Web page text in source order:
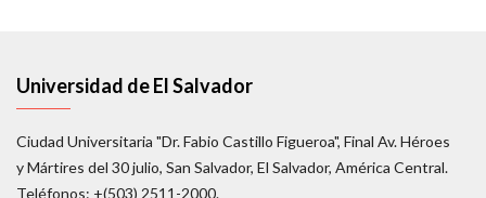
Universidad de El Salvador
Ciudad Universitaria "Dr. Fabio Castillo Figueroa", Final Av. Héroes
y Mártires del 30 julio, San Salvador, El Salvador, América Central.
Teléfonos: +(503) 2511-2000.